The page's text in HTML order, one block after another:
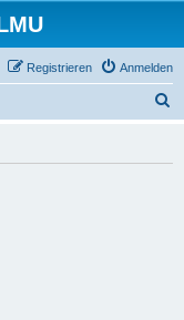
Anmelden
Registrieren